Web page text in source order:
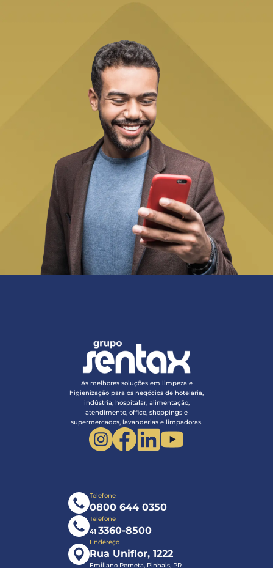
As melhores soluções em limpeza e
higienização para os negócios de hotelaria,
indústria, hospitalar, alimentação,
atendimento, office, shoppings e
supermercados, lavanderias e limpadoras.
Telefone
0800 644 0350
Telefone
41 3360-8500
Endereço
Rua Uniflor, 1222
Emiliano Perneta, Pinhais, PR